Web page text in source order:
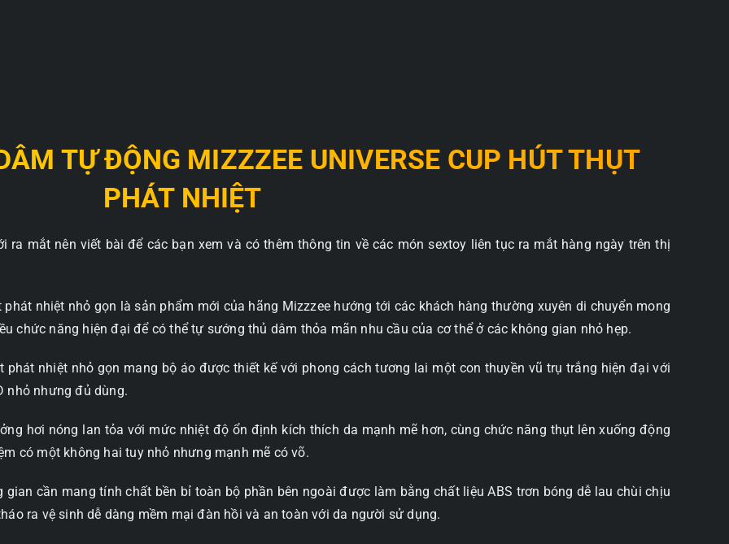
TỰ ĐỘNG MIZZZEE UNIVERSE CUP HÚT THỤT
PHÁT NHIỆT
mắt nên viết bài để các bạn xem và có thêm thông tin về các món sextoy liên tục ra mắt hàng ngày trên thị
nhiệt nhỏ gọn là sản phẩm mới của hãng Mizzzee hướng tới các khách hàng thường xuyên di chuyển mong
chức năng hiện đại để có thể tự sướng thủ dâm thỏa mãn nhu cầu của cơ thể ở các không gian nhỏ hẹp.
phát nhiệt nhỏ gọn mang bộ áo được thiết kế với phong cách tương lai một con thuyền vũ trụ trắng hiện đại với
nhỏ nhưng đủ dùng.
hơi nóng lan tỏa với mức nhiệt độ ổn định kích thích da mạnh mẽ hơn, cùng chức năng thụt lên xuống động
có một không hai tuy nhỏ nhưng mạnh mẽ có võ.
cần mang tính chất bền bỉ toàn bộ phần bên ngoài được làm bằng chất liệu ABS trơn bóng dễ lau chùi chịu
ra vệ sinh dễ dàng mềm mại đàn hồi và an toàn với da người sử dụng.